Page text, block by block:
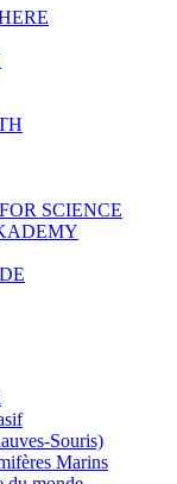
SCIENCE
Souris)
Marins